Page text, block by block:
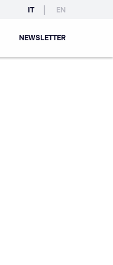
IT EN
NEWSLETTER